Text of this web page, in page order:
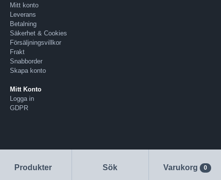
Produkter Sök Varukorg 0
Mitt konto
Leverans
Betalning
Säkerhet & Cookies
Försäljningsvillkor
Frakt
Snabborder
Skapa konto
Mitt Konto
Logga in
GDPR